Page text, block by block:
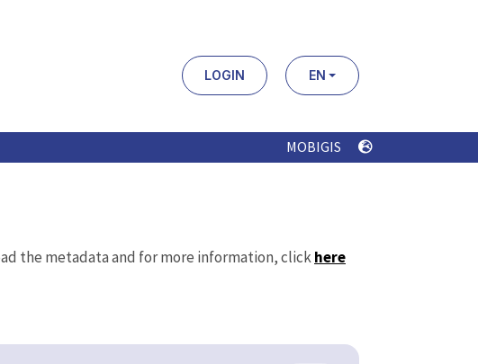
LOGIN EN
MOBIGIS
the metadata and for more information, clickhere